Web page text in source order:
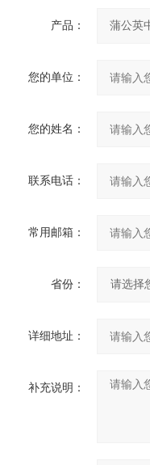
产品：
您的单位：
您的姓名：
联系电话：
常用邮箱：
省份：
详细地址：
补充说明：